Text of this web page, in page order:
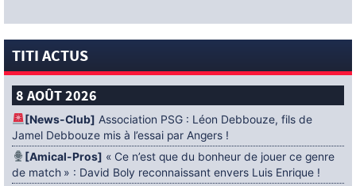
TITI ACTUS
8 AOÛT 2026
[News-Club] Association PSG : Léon Debbouze, fils de
Jamel Debbouze mis à l’essai par Angers !
[Amical-Pros] « Ce n’est que du bonheur de jouer ce genre
de match » : David Boly reconnaissant envers Luis Enrique !